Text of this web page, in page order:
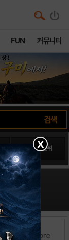
FUN 커뮤니티
앱스토어순위
X